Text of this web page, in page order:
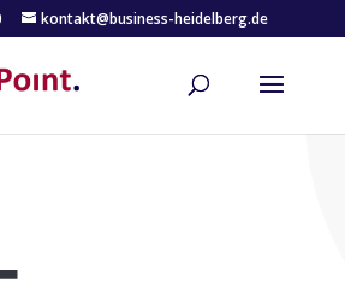
kontakt@business-heidelberg.de